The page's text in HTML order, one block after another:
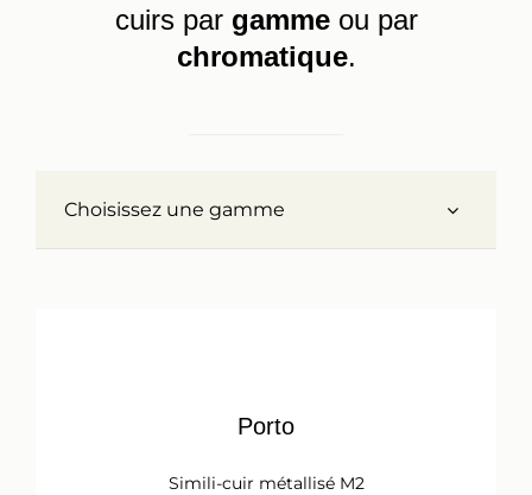
cuirs par gammeou par
chromatique.
Choisissez une gamme
Porto
Simili-cuir métallisé M2